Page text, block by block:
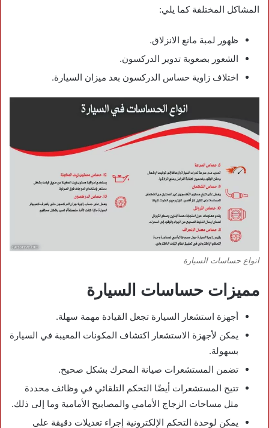
المشاكل المختلفة كما يلي:
ظهور لمبة مانع الانزلاق.
الشعور بصعوبة تدوير الدركسون.
اختلاف زاوية حساس الدركسون بعد ميزان السيارة.
انواع حساسات السيارة
مميزات حساسات السيارة
أجهزة استشعار السيارة تجعل القيادة مهمة سهلة.
يمكن لأجهزة الاستشعار اكتشاف المكونات المعيبة في السيارة
بسهولة.
تضمن المستشعرات صيانة المحرك بشكل صحيح.
تتيح المستشعرات أيضًا التحكم التلقائي في وظائف محددة
مثل مساحات الزجاج الأمامي والمصابيح الأمامية وما إلى ذلك.
يمكن لوحدة التحكم الإلكترونية إجراء تعديلات دقيقة على